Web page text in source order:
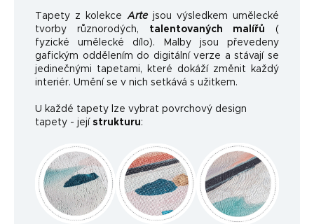
Tapety z kolekceArtejsou výsledkem umělecké
tvorby různorodých,
talentovaných malířů (
fyzické umělecké dílo). Malby jsou převedeny
gafickým oddělením do digitální verze a stávají se
jedinečnými tapetami, které dokáží změnit každý
interiér. Umění se v nich setkává s užitkem.
U každé tapety lze vybrat povrchový design
tapety - její strukturu: